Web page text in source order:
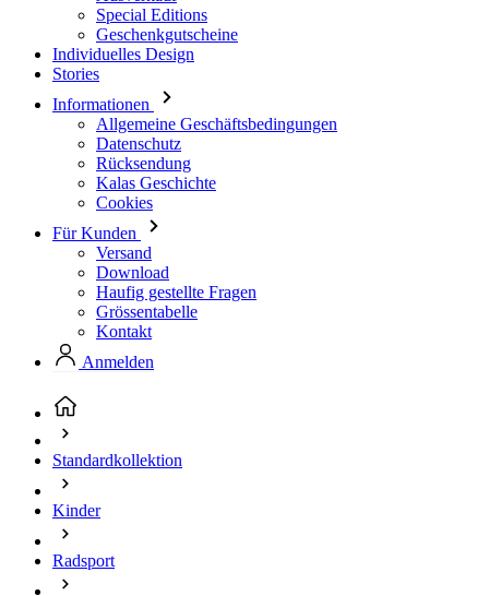
Informationen
Allgemeine Geschäftsbedingungen
Datenschutz
Rücksendung
Kalas Geschichte
Cookies
Für Kunden
Versand
Download
Haufig gestellte Fragen
Grössentabelle
Kontakt
Anmelden
Standardkollektion
Kinder
Radsport
Lange Hosen